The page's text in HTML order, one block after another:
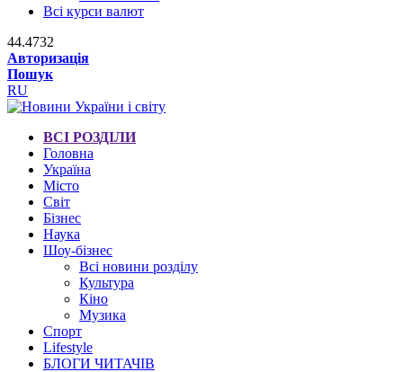
Всі курси валют
44.4732
Авторизація
Пошук
RU
ВСІ РОЗДІЛИ
Головна
Україна
Місто
Світ
Бізнес
Наука
Шоу-бізнес
Всі новини розділу
Культура
Кіно
Музика
Спорт
Lifestyle
БЛОГИ ЧИТАЧІВ